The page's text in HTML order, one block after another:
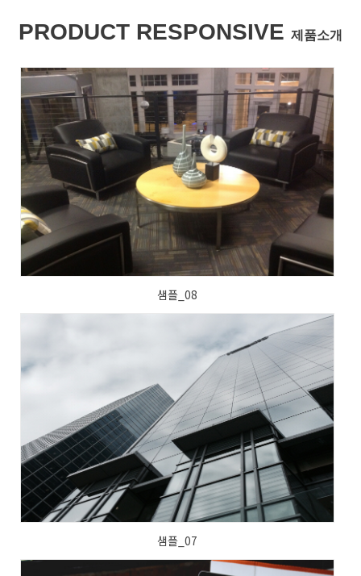
PRODUCT RESPONSIVE 제품소개
샘플_08
샘플_07